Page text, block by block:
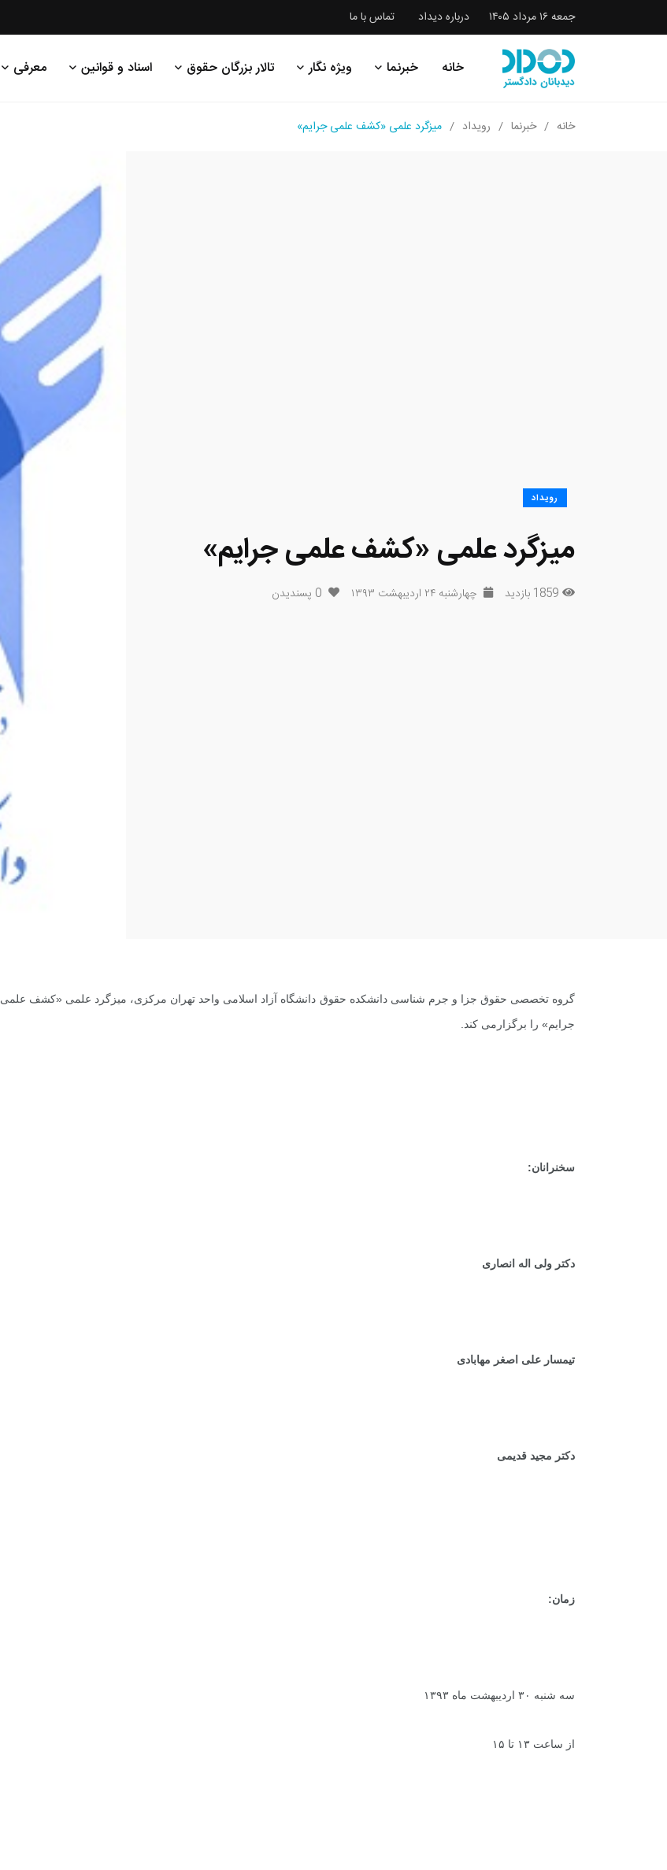
جمعه ۱۶ مرداد ۱۴۰۵ درباره دیداد تماس با ما
خانه خبرنما ویژه نگار تالار بزرگان حقوق اسناد و قوانین معرفی
خانه خبرنما رویداد میزگرد علمی «کشف علمی جرایم»
رویداد
میزگرد علمی «کشف علمی جرایم»
1859 بازدید چهارشنبه ۲۴ اردیبهشت ۱۳۹۳ 0 پسندیدن
گروه تخصصی حقوق جزا و جرم شناسی دانشکده حقوق دانشگاه آزاد اسلامی واحد تهران مرکزی، میزگرد علمی «کشف علمی
جرایم» را برگزارمی کند.
سخنرانان:
دکتر ولی اله انصاری
تیمسار علی اصغر مهابادی
دکتر مجید قدیمی
زمان:
سه شنبه ۳۰ اردیبهشت ماه ۱۳۹۳
از ساعت ۱۳ تا ۱۵